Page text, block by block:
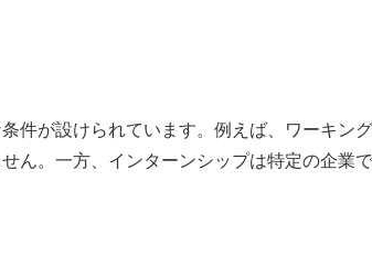
件が設けられています。例えば、ワーキン
ん。一方、インターンシップは特定の企業